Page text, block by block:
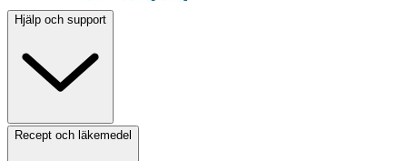
Hjälp och support
Recept och läkemedel